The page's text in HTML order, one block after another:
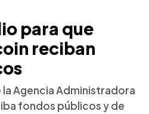
para que
reciban
Agencia Administradora
fondos públicos y de